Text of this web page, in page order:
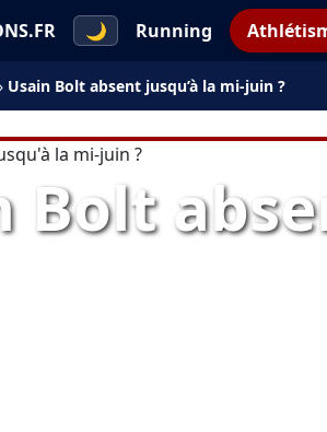
🌙 Running
Usain Bolt absent jusqu’à la mi-juin ?
Bolt